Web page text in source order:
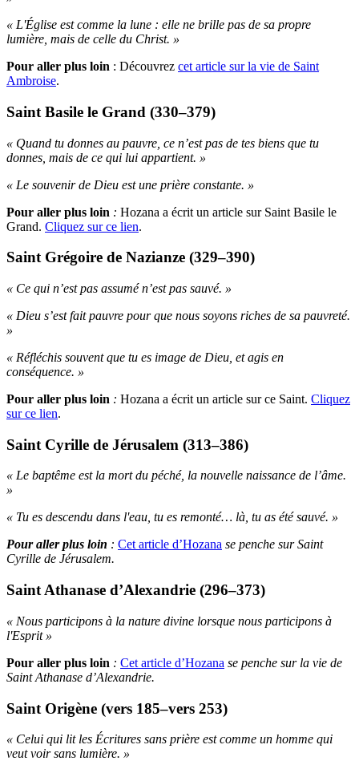
« L'Église est comme la lune : elle ne brille pas de sa propre
lumière, mais de celle du Christ. »
Pour aller plus loin : Découvrez cet article sur la vie de Saint
Ambroise.
Saint Basile le Grand (330–379)
« Quand tu donnes au pauvre, ce n’est pas de tes biens que tu
donnes, mais de ce qui lui appartient. »
« Le souvenir de Dieu est une prière constante. »
Pour aller plus loin : Hozana a écrit un article sur Saint Basile le
Grand. Cliquez sur ce lien.
Saint Grégoire de Nazianze (329–390)
« Ce qui n’est pas assumé n’est pas sauvé. »
« Dieu s’est fait pauvre pour que nous soyons riches de sa pauvreté.
»
« Réfléchis souvent que tu es image de Dieu, et agis en
conséquence. »
Pour aller plus loin : Hozana a écrit un article sur ce Saint. Cliquez
sur ce lien.
Saint Cyrille de Jérusalem (313–386)
« Le baptême est la mort du péché, la nouvelle naissance de l’âme.
»
« Tu es descendu dans l'eau, tu es remonté… là, tu as été sauvé. »
Pour aller plus loin : Cet article d’Hozana se penche sur Saint
Cyrille de Jérusalem.
Saint Athanase d’Alexandrie (296–373)
« Nous participons à la nature divine lorsque nous participons à
l'Esprit »
Pour aller plus loin : Cet article d’Hozana se penche sur la vie de
Saint Athanase d’Alexandrie.
Saint Origène (vers 185–vers 253)
« Celui qui lit les Écritures sans prière est comme un homme qui
veut voir sans lumière. »